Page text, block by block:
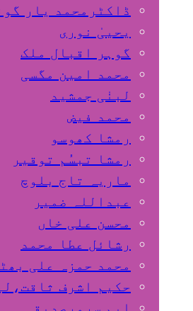
ڈاکٹرمحمد یار
گوہر اقبال ملک
محمد امین مگسی
لبنٰی جمشید
محمد فیض
رمشا کھوسو
رمشا تبسُم توقیر
ماریہ تاج بلوچ
عبداللہ ضمیر
محسن علی خاں
رشائل عطا محمد
محمد حمزہ علی
حکیم اشرف
ایم سرورصدیقی